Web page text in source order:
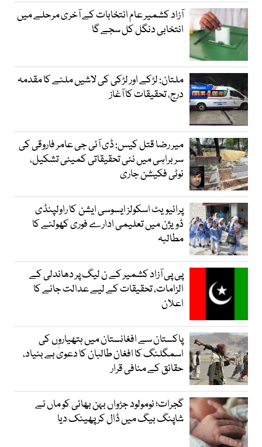
آزاد کشمیر عام انتخابات کے آخری مرحلے میں
انتخابی دنگل کل سجے گا
ملتان: لڑکے اور لڑکی کی لاشیں ملنے کا مقدمہ
درج، تحقیقات کا آغاز
میر رضا قتل کیس: ڈی آئی جی عامر فاروقی کی
سربراہی میں نئی تحقیقاتی کمیٹی تشکیل،
نوٹی فکیشن جاری
پرائیویٹ اسکولز ایسوسی ایشن کا راولپنڈی
ڈویژن میں تعلیمی ادارے فوری کھولنے کا
مطالبہ
پی پی آزاد کشمیر کے ن لیگ پر دھاندلی کے
الزامات، تحقیقات کے لیے عدالت جانے کا
اعلان
پاکستان سے افغانستان میں ہتھیاروں کی
اسمگلنگ کا افغان طالبان کا دعویٰ بے بنیاد،
حقائق کے منافی قرار
گجرات؛ نومولود جڑواں بہن بھائی کو ماں نے
شاپنگ بیگ میں ڈال کر پھینک دیا